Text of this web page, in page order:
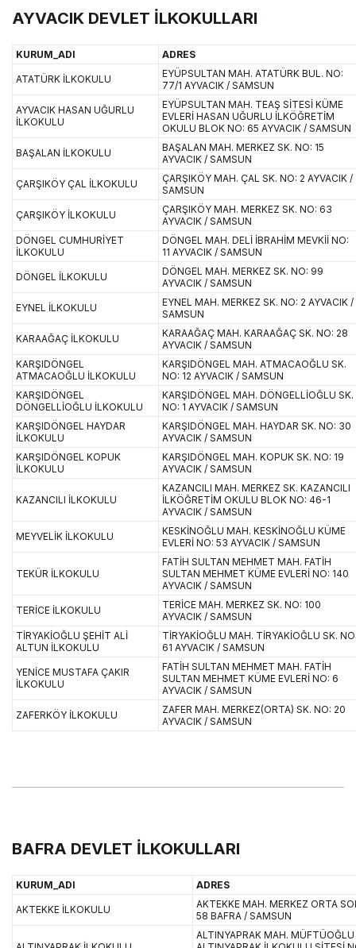
AYVACIK DEVLET İLKOKULLARI
KURUM_ADI ADRES
ATATÜRK İLKOKULU
EYÜPSULTAN MAH. ATATÜRK BUL. NO:
77/1 AYVACIK / SAMSUN
AYVACIK HASAN UĞURLU
İLKOKULU
EYÜPSULTAN MAH. TEAŞ SİTESİ KÜME
EVLERİ HASAN UĞURLU İLKÖĞRETİM
OKULU BLOK NO: 65 AYVACIK / SAMSUN
BAŞALAN İLKOKULU
BAŞALAN MAH. MERKEZ SK. NO: 15
AYVACIK / SAMSUN
ÇARŞIKÖY ÇAL İLKOKULU
ÇARŞIKÖY MAH. ÇAL SK. NO: 2 AYVACIK /
SAMSUN
ÇARŞIKÖY İLKOKULU
ÇARŞIKÖY MAH. MERKEZ SK. NO: 63
AYVACIK / SAMSUN
DÖNGEL CUMHURİYET
İLKOKULU
DÖNGEL MAH. DELİ İBRAHİM MEVKİİ NO:
11 AYVACIK / SAMSUN
DÖNGEL İLKOKULU
DÖNGEL MAH. MERKEZ SK. NO: 99
AYVACIK / SAMSUN
EYNEL İLKOKULU
EYNEL MAH. MERKEZ SK. NO: 2 AYVACIK /
SAMSUN
KARAAĞAÇ İLKOKULU
KARAAĞAÇ MAH. KARAAĞAÇ SK. NO: 28
AYVACIK / SAMSUN
KARŞIDÖNGEL
ATMACAOĞLU İLKOKULU
KARŞIDÖNGEL MAH. ATMACAOĞLU SK.
NO: 12 AYVACIK / SAMSUN
KARŞIDÖNGEL
DÖNGELLİOĞLU İLKOKULU
KARŞIDÖNGEL MAH. DÖNGELLİOĞLU SK.
NO: 1 AYVACIK / SAMSUN
KARŞIDÖNGEL HAYDAR
İLKOKULU
KARŞIDÖNGEL MAH. HAYDAR SK. NO: 30
AYVACIK / SAMSUN
KARŞIDÖNGEL KOPUK
İLKOKULU
KARŞIDÖNGEL MAH. KOPUK SK. NO: 19
AYVACIK / SAMSUN
KAZANCILI İLKOKULU
KAZANCILI MAH. MERKEZ SK. KAZANCILI
İLKÖĞRETİM OKULU BLOK NO: 46-1
AYVACIK / SAMSUN
MEYVELİK İLKOKULU
KESKİNOĞLU MAH. KESKİNOĞLU KÜME
EVLERİ NO: 53 AYVACIK / SAMSUN
TEKÜR İLKOKULU
FATİH SULTAN MEHMET MAH. FATİH
SULTAN MEHMET KÜME EVLERİ NO: 140
AYVACIK / SAMSUN
TERİCE İLKOKULU
TERİCE MAH. MERKEZ SK. NO: 100
AYVACIK / SAMSUN
TİRYAKİOĞLU ŞEHİT ALİ
ALTUN İLKOKULU
TİRYAKİOĞLU MAH. TİRYAKİOĞLU SK.
61 AYVACIK / SAMSUN
YENİCE MUSTAFA ÇAKIR
İLKOKULU
FATİH SULTAN MEHMET MAH. FATİH
SULTAN MEHMET KÜME EVLERİ NO: 6
AYVACIK / SAMSUN
ZAFERKÖY İLKOKULU
ZAFER MAH. MERKEZ(ORTA) SK. NO: 20
AYVACIK / SAMSUN
BAFRA DEVLET İLKOKULLARI
KURUM_ADI ADRES
AKTEKKE İLKOKULU
AKTEKKE MAH. MERKEZ ORTA
58 BAFRA / SAMSUN
ALTINYAPRAK MAH. MÜFTÜOĞLU